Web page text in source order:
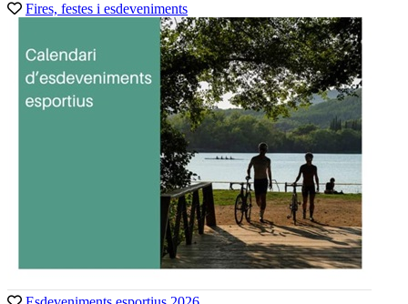
Fires, festes i esdeveniments